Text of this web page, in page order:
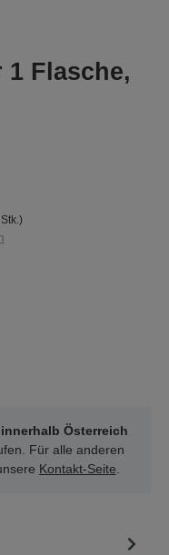
Flasche,
innerhalb Österreich
Für alle anderen
Kontakt-Seite.